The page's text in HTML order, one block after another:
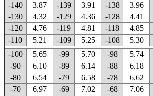
-140
3.87 -139 3.91 -138 3.96
-130
4.32 -129 4.36 -128 4.41
-120
4.76 -119 4.81 -118 4.85
-110
5.21 -109 5.25 -108 5.30
-100
5.65 -99 5.70 -98 5.74
-90
6.10 -89 6.14 -88 6.18
-80
6.54 -79 6.58 -78 6.62
-70
6.97 -69 7.02 -68 7.06